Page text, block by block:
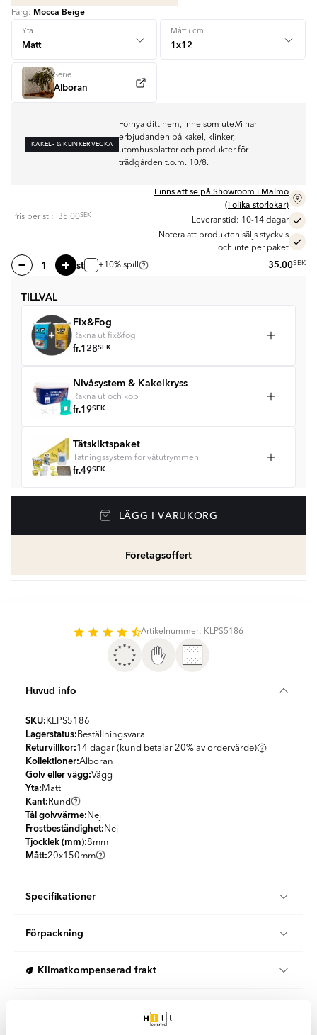
Färg: Mocca Beige
Yta Mått i cm
Serie
Alboran
KAKEL- & KLINKERVECKA
Förnya ditt hem, inne som ute.Vi har
erbjudanden på kakel, klinker,
utomhusplattor och produkter för
trädgården t.o.m. 10/8.
Pris per st : 35.00SEK
Finns att se på Showroom i Malmö
(i olika storlekar)
Leveranstid: 10-14 dagar
Notera att produkten säljs styckvis
och inte per paket
st +10% spill 35.00SEK
TILLVAL
Fix&Fog
Räkna ut fix&fog
fr.128SEK
Nivåsystem & Kakelkryss
Räkna ut och köp
fr.19SEK
Tätskiktspaket
Tätningssystem för våtutrymmen
fr.49SEK
Se färger och beräkna rätt mängd våtrumssilikon
Rengöring & Underhåll
Kakellist
LÄGG I VARUKORG
Företagsoffert
Artikelnummer: KLPS5186
Huvud info
SKU: KLPS5186
Lagerstatus: Beställningsvara
Returvillkor:14 dagar (kund betalar 20% av ordervärde)
Kollektioner:Alboran
Golv eller vägg:Vägg
Yta: Matt
Kant: Rund
Tål golvvärme: Nej
Frostbeständighet: Nej
Tjocklek (mm):8mm
Mått:20x150mm
Specifikationer
Produktmaterial:
Utseende: Enfärgad
Land:Spanien
Förpackning
KG per Box:
St per m2: 330.77
Klimatkompenserad frakt
med DHL och DSV i Sverige och Danmark.